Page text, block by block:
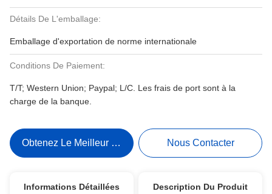
Détails De L'emballage:
Emballage d'exportation de norme internationale
Conditions De Paiement:
T/T; Western Union; Paypal; L/C. Les frais de port sont à la
charge de la banque.
Obtenez Le Meilleur Prix Nous Contacter
Informations Détaillées Description Du Produit